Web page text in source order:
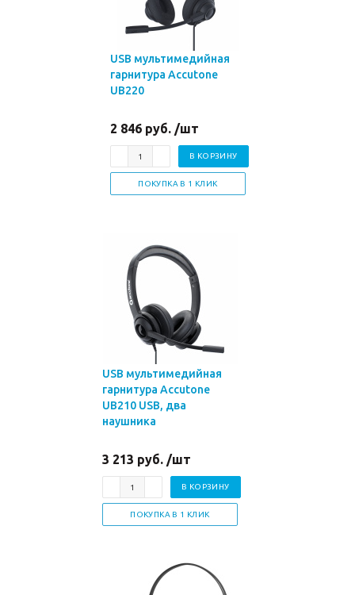
USB мультимедийная
гарнитура Accutone
UB220
2 846 руб. /шт
В КОРЗИНУ
ПОКУПКА В 1 КЛИК
USB мультимедийная
гарнитура Accutone
UB210 USB, два
наушника
3 213 руб. /шт
В КОРЗИНУ
ПОКУПКА В 1 КЛИК